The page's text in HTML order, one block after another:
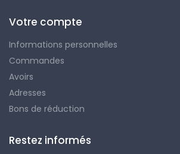
Votre compte
Informations personnelles
Commandes
Avoirs
Adresses
Bons de réduction
Restez informés